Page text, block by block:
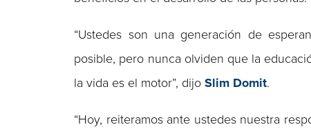
“Ustedes son una generación de
posible, pero nunca olviden que la
la vida es el motor”, dijoSlim Domit.
“Hoy, reiteramos ante ustedes nuestra